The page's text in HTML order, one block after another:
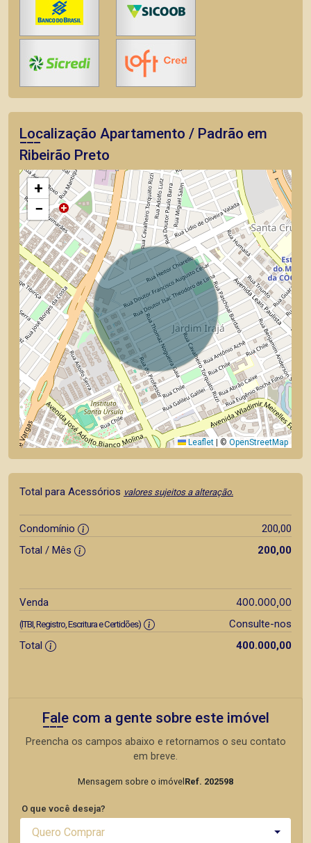
Localização Apartamento / Padrão em
Ribeirão Preto
+
−
Leaflet © OpenStreetMap
Total para Acessórios valores sujeitos a alteração.
Condomínio
200,00
Total / Mês
200,00
Venda 400.000,00
(ITBI, Registro, Escritura e Certidões)
Consulte-nos
Total
400.000,00
Fale com a gente sobre este imóvel
Preencha os campos abaixo e retornamos o seu contato
em breve.
Mensagem sobre o imóvel Ref. 202598
O que você deseja?
Quero Comprar